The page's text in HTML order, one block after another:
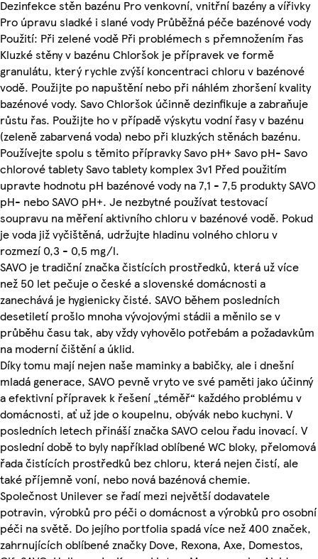
Dezinfekce stěn bazénu Pro venkovní, vnitřní bazény a vířivky
Pro úpravu sladké i slané vody Průběžná péče bazénové vody
Použití: Při zelené vodě Při problémech s přemnožením řas
Kluzké stěny v bazénu Chloršok je přípravek ve formě
granulátu, který rychle zvýší koncentraci chloru v bazénové
vodě. Použijte po napuštění nebo při náhlém zhoršení kvality
bazénové vody. Savo Chloršok účinně dezinfikuje a zabraňuje
růstu řas. Použijte ho v případě výskytu vodní řasy v bazénu
(zeleně zabarvená voda) nebo při kluzkých stěnách bazénu.
Používejte spolu s těmito přípravky Savo pH+ Savo pH- Savo
chlorové tablety Savo tablety komplex 3v1 Před použitím
upravte hodnotu pH bazénové vody na 7,1 - 7,5 produkty SAVO
pH- nebo SAVO pH+. Je nezbytné používat testovací
soupravu na měření aktivního chloru v bazénové vodě. Pokud
je voda již vyčištěná, udržujte hladinu volného chloru v
rozmezí 0,3 - 0,5 mg/l.
SAVO je tradiční značka čistících prostředků, která už více
než 50 let pečuje o české a slovenské domácnosti a
zanechává je hygienicky čisté. SAVO během posledních
desetiletí prošlo mnoha vývojovými stádii a měnilo se v
průběhu času tak, aby vždy vyhovělo potřebám a požadavkům
na moderní čištění a úklid.
Díky tomu mají nejen naše maminky a babičky, ale i dnešní
mladá generace, SAVO pevně vryto ve své paměti jako účinný
a efektivní přípravek k řešení „téměř“ každého problému v
domácnosti, ať už jde o koupelnu, obývák nebo kuchyni. V
posledních letech přináší značka SAVO celou řadu inovací. V
poslední době to byly například oblíbené WC bloky, přelomová
řada čistících prostředků bez chloru, která nejen čistí, ale
také příjemně voní, nebo nová bazénová chemie.
Společnost Unilever se řadí mezi největší dodavatele
potravin, výrobků pro péči o domácnost a výrobků pro osobní
péči na světě. Do jejího portfolia spadá více než 400 značek,
zahrnujících oblíbené značky Dove, Rexona, Axe, Domestos,